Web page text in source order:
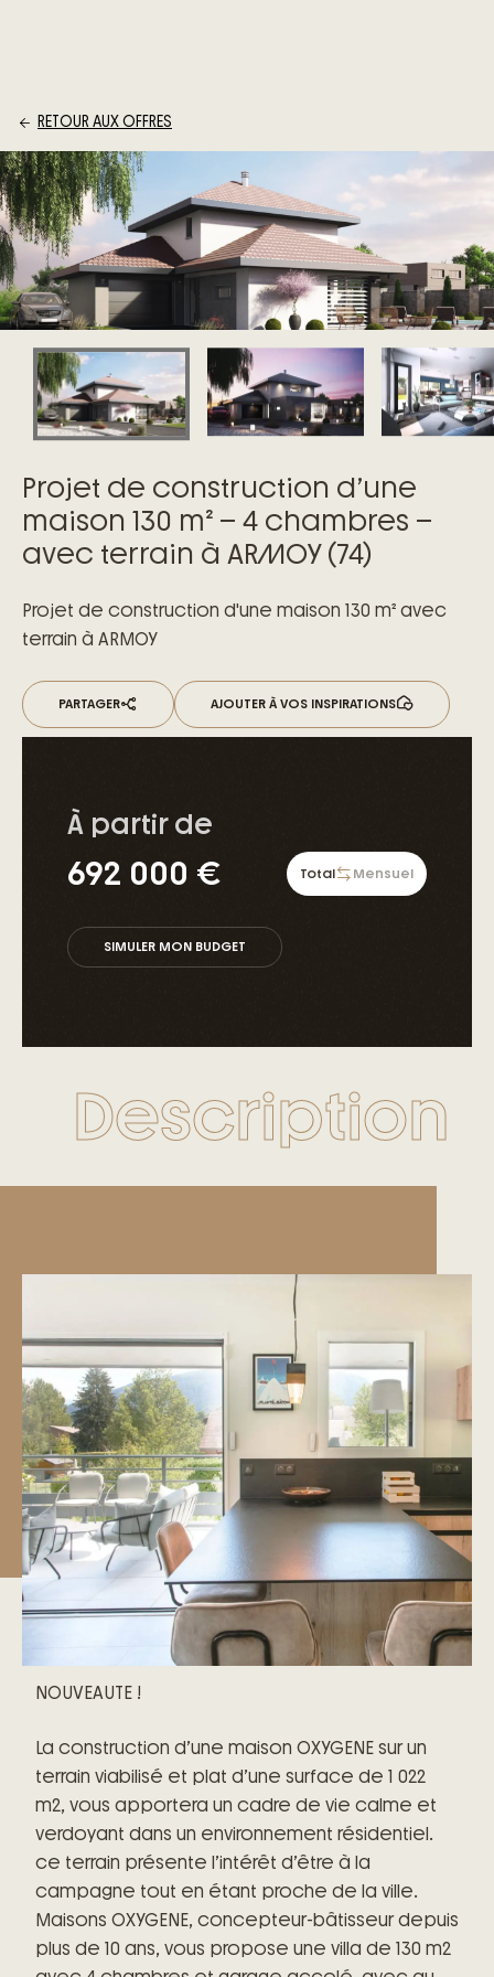
RETOUR AUX OFFRES
Projet de construction d’une
maison 130 m² – 4 chambres –
avec terrain à ARMOY (74)
Projet de construction d'une maison 130 m² avec
terrain à ARMOY
PARTAGER AJOUTER À VOS INSPIRATIONS
À partir de
692 000 € Total Mensuel
SIMULER MON BUDGET
Description
NOUVEAUTE !
La construction d’une maison OXYGENE sur un
terrain viabilisé et plat d’une surface de 1 022
m2, vous apportera un cadre de vie calme et
verdoyant dans un environnement résidentiel.
ce terrain présente l’intérêt d’être à la
campagne tout en étant proche de la ville.
Maisons OXYGENE, concepteur-bâtisseur depuis
plus de 10 ans, vous propose une villa de 130 m2